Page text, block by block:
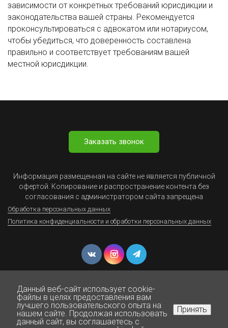
зависимости от конкретных требований юрисдикции и
законодательства вашей страны. Рекомендуется
проконсультироваться с адвокатом или нотариусом,
чтобы убедиться, что доверенность составлена
правильно и соответствует требованиям вашей
местной юрисдикции.
Заказать звонок
Информация размещенная на сайте не является публичной
офертой. Копирование и распространение контента без
согласования с администратором сайта запрещена
Обработка персональных данных
Политика конфиденциальности и обработки персональных данных
© Юрист Онлайн - Все права защищены 1999-2025
Нажмите для звонка
Данный веб-сайт использует cookie-
файлы в целях предоставления вам
лучшего пользовательского опыта на
нашем сайте. Продолжая использовать
данный сайт, вы соглашаетесь с
Принять